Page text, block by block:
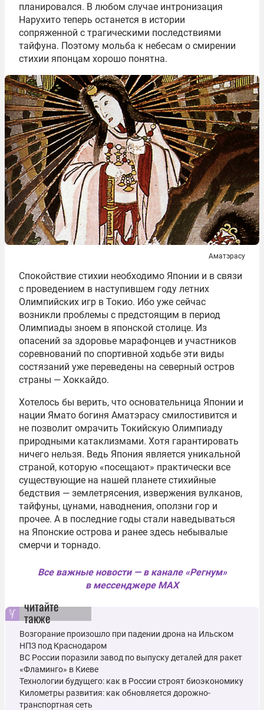
планировался. В любом случае интронизация
Нарухито теперь останется в истории
сопряженной с трагическими последствиями
тайфуна. Поэтому мольба к небесам о смирении
стихии японцам хорошо понятна.
Аматэрасу
Спокойствие стихии необходимо Японии и в связи
с проведением в наступившем году летних
Олимпийских игр в Токио. Ибо уже сейчас
возникли проблемы с предстоящим в период
Олимпиады зноем в японской столице. Из
опасений за здоровье марафонцев и участников
соревнований по спортивной ходьбе эти виды
состязаний уже переведены на северный остров
страны — Хоккайдо.
Хотелось бы верить, что основательница Японии и
нации Ямато богиня Аматэрасу смилостивится и
не позволит омрачить Токийскую Олимпиаду
природными катаклизмами. Хотя гарантировать
ничего нельзя. Ведь Япония является уникальной
страной, которую «посещают» практически все
существующие на нашей планете стихийные
бедствия — землетрясения, извержения вулканов,
тайфуны, цунами, наводнения, оползни гор и
прочее. А в последние годы стали наведываться
на Японские острова и ранее здесь небывалые
смерчи и торнадо.
Все важные новости — в канале «Регнум»
в мессенджере MAX
читайте
также
Возгорание произошло при падении дрона на Ильском
НПЗ под Краснодаром
ВС России поразили завод по выпуску деталей для ракет
«Фламинго» в Киеве
Технологии будущего: как в России строят биоэкономику
Километры развития: как обновляется дорожно-
транспортная сеть